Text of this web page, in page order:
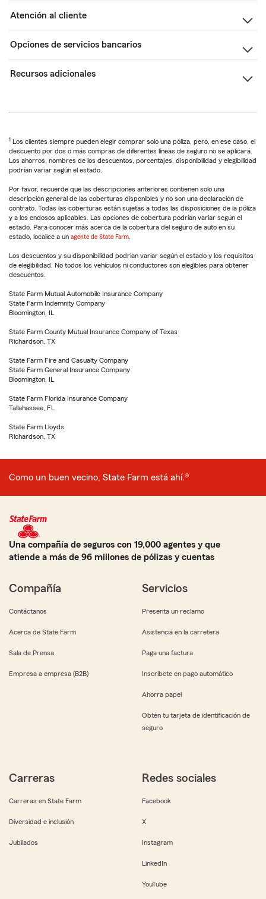
Atención al cliente
Opciones de servicios bancarios
Recursos adicionales
1 Los clientes siempre pueden elegir comprar solo una póliza, pero, en ese caso, el
descuento por dos o más compras de diferentes líneas de seguro no se aplicará.
Los ahorros, nombres de los descuentos, porcentajes, disponibilidad y elegibilidad
podrían variar según el estado.
Por favor, recuerde que las descripciones anteriores contienen solo una
descripción general de las coberturas disponibles y no son una declaración de
contrato. Todas las coberturas están sujetas a todas las disposiciones de la póliza
y a los endosos aplicables. Las opciones de cobertura podrían variar según el
estado. Para conocer más acerca de la cobertura del seguro de auto en su
estado, localice a un agente de State Farm
Los descuentos y su disponibilidad podrían variar según el estado y los requisitos
de elegibilidad. No todos los vehículos ni conductores son elegibles para obtener
descuentos.
State Farm Mutual Automobile Insurance Company
State Farm Indemnity Company
Bloomington, IL
State Farm County Mutual Insurance Company of Texas
Richardson, TX
State Farm Fire and Casualty Company
State Farm General Insurance Company
Bloomington, IL
State Farm Florida Insurance Company
Tallahassee, FL
State Farm Lloyds
Richardson, TX
Como un buen vecino, State Farm está ahí.®
Una compañía de seguros con 19,000 agentes y que
atiende a más de 96 millones de pólizas y cuentas
Compañía
Contáctanos
Acerca de State Farm
Sala de Prensa
Empresa a empresa (B2B)
Servicios
Presenta un reclamo
Asistencia en la carretera
Paga una factura
Inscríbete en pago automático
Ahorra papel
Obtén tu tarjeta de identificación de
seguro
Carreras
Carreras en State Farm
Diversidad e inclusión
Jubilados
Redes sociales
Facebook
X
Instagram
LinkedIn
YouTube